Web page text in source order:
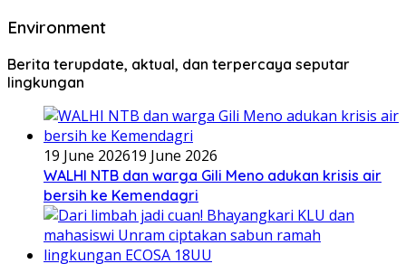
Environment
Berita terupdate, aktual, dan terpercaya seputar
lingkungan
19 June 202619 June 2026
WALHI NTB dan warga Gili Meno adukan krisis air
bersih ke Kemendagri